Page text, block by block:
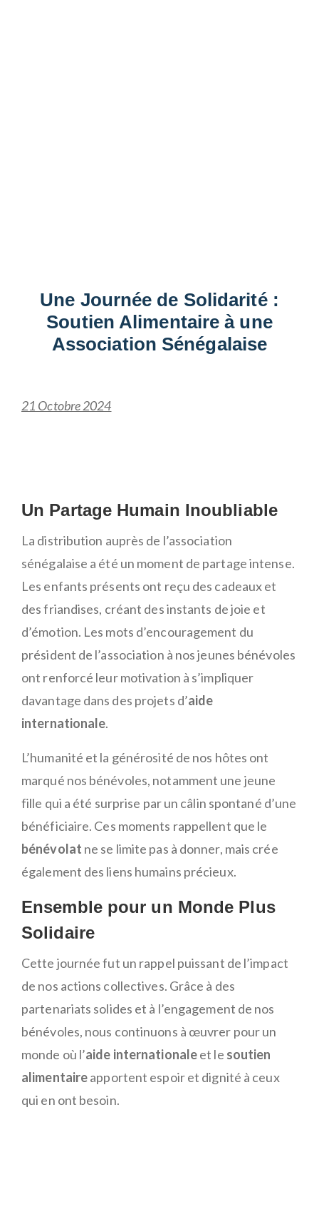
Une Journée de Solidarité :
Soutien Alimentaire à une
Association Sénégalaise
21 Octobre 2024
Un Partage Humain Inoubliable
La distribution auprès de l’association
sénégalaise a été un moment de partage intense.
Les enfants présents ont reçu des cadeaux et
des friandises, créant des instants de joie et
d’émotion. Les mots d’encouragement du
président de l’association à nos jeunes bénévoles
ont renforcé leur motivation à s’impliquer
davantage dans des projets d’aide
internationale.
L’humanité et la générosité de nos hôtes ont
marqué nos bénévoles, notamment une jeune
fille qui a été surprise par un câlin spontané d’une
bénéficiaire. Ces moments rappellent que le
bénévolat ne se limite pas à donner, mais crée
également des liens humains précieux.
Ensemble pour un Monde Plus
Solidaire
Cette journée fut un rappel puissant de l’impact
de nos actions collectives. Grâce à des
partenariats solides et à l’engagement de nos
bénévoles, nous continuons à œuvrer pour un
monde où l’aide internationaleet le soutien
alimentaireapportent espoir et dignité à ceux
qui en ont besoin.